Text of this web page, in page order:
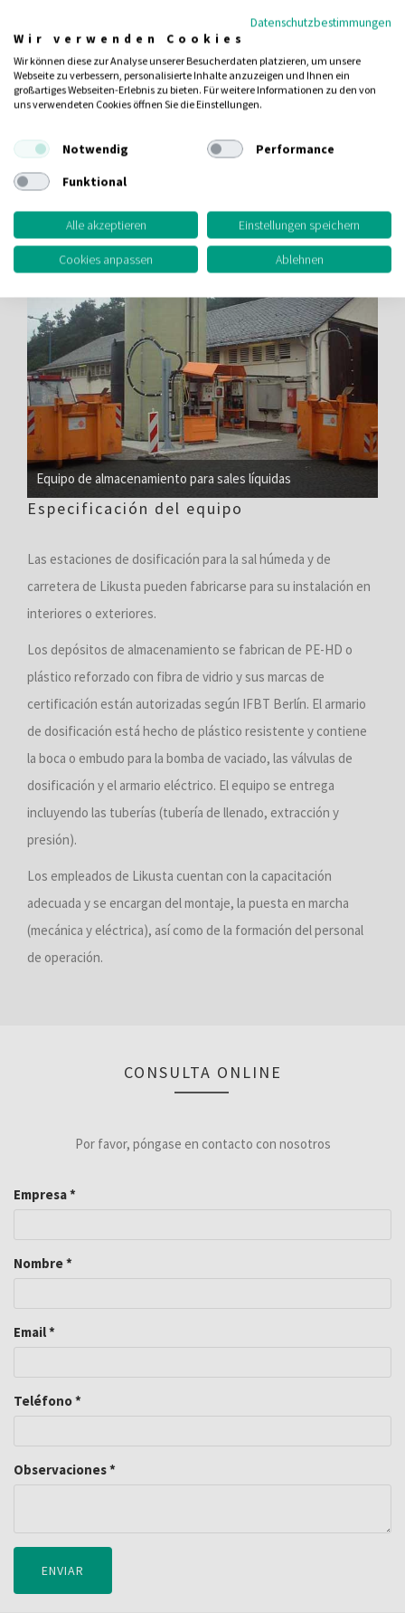
Equipo de dosificación de sal húmeda con tanques de
almacenamiento de plástico reforzado con vidrio
Equipo de almacenamiento para sales líquidas
Especificación del equipo
Las estaciones de dosificación para la sal húmeda y de
carretera de Likusta pueden fabricarse para su instalación en
interiores o exteriores.
Los depósitos de almacenamiento se fabrican de PE-HD o
plástico reforzado con fibra de vidrio y sus marcas de
certificación están autorizadas según IFBT Berlín. El armario
de dosificación está hecho de plástico resistente y contiene
la boca o embudo para la bomba de vaciado, las válvulas de
dosificación y el armario eléctrico. El equipo se entrega
incluyendo las tuberías (tubería de llenado, extracción y
presión).
Los empleados de Likusta cuentan con la capacitación
adecuada y se encargan del montaje, la puesta en marcha
(mecánica y eléctrica), así como de la formación del personal
de operación.
CONSULTA ONLINE
Por favor, póngase en contacto con nosotros
Empresa*
Nombre*
Email*
Teléfono*
Observaciones*
ENVIAR
Datenschutzbestimmungen
Wir verwenden Cookies
Wir können diese zur Analyse unserer Besucherdaten platzieren, um unsere
Webseite zu verbessern, personalisierte Inhalte anzuzeigen und Ihnen ein
großartiges Webseiten-Erlebnis zu bieten. Für weitere Informationen zu den von
uns verwendeten Cookies öffnen Sie die Einstellungen.
Notwendig
Performance
Funktional
Alle akzeptieren Einstellungen speichern
Cookies anpassen Ablehnen